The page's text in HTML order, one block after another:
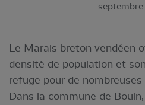
Le Marais breton vendéen
densité de population et
refuge pour de nombreuses
Dans la commune de